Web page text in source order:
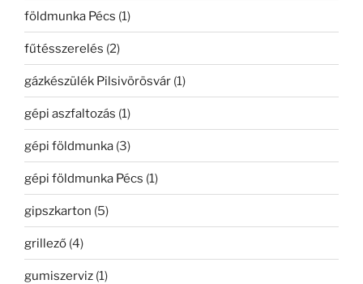
földmunka Pécs (1)
fűtésszerelés (2)
gázkészülék Pilsivörösvár (1)
gépi aszfaltozás (1)
gépi földmunka (3)
gépi földmunka Pécs (1)
gipszkarton (5)
grillező (4)
gumiszerviz (1)